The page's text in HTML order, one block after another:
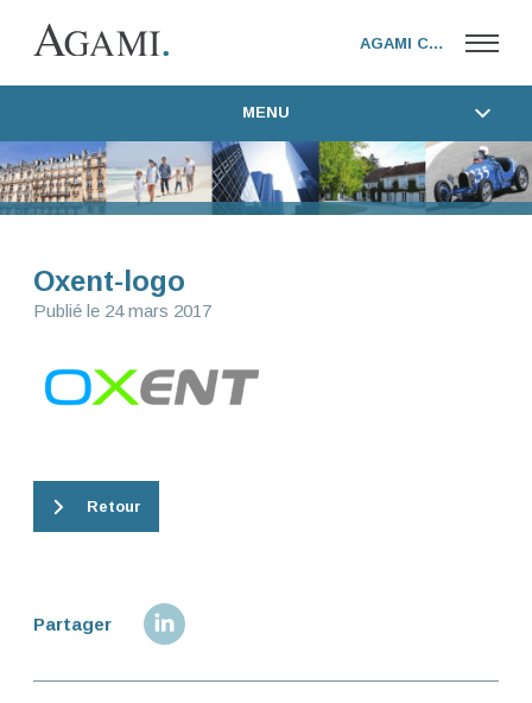
AGAMI CORPORATE
AGAMI CORPORATE
FONDATEUR
MENU
NOTRE MÉTIER
EXPERTISES & SERVICES
TÉMOIGNAGES
Oxent-logo
Publié le 24 mars 2017
Retour
Partager